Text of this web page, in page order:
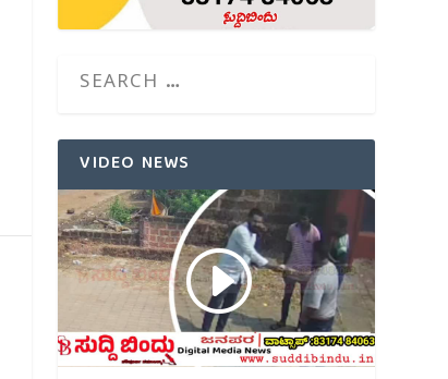
VIDEO NEWS